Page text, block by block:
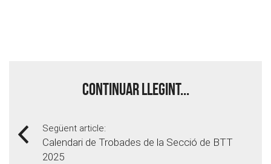
Continuar llegint...
Següent article:
Calendari de Trobades de la Secció de BTT
2025